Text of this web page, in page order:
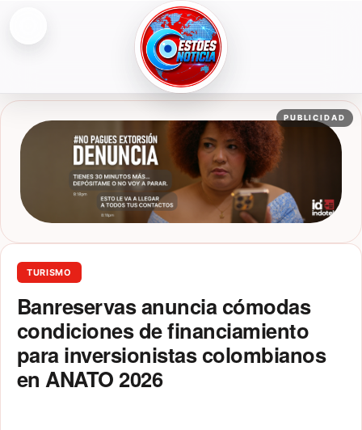
ESTOESNOTICIA|NOTICIAS
PUBLICIDAD
TURISMO
Banreservas anuncia cómodas
condiciones de financiamiento
para inversionistas colombianos
en ANATO 2026